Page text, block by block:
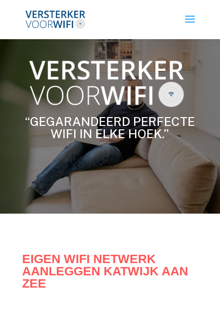
“GEGARANDEERD PERFECTE
WIFI IN ELKE HOEK.”
EIGEN WIFI NETWERK
AANLEGGEN KATWIJK AAN
ZEE